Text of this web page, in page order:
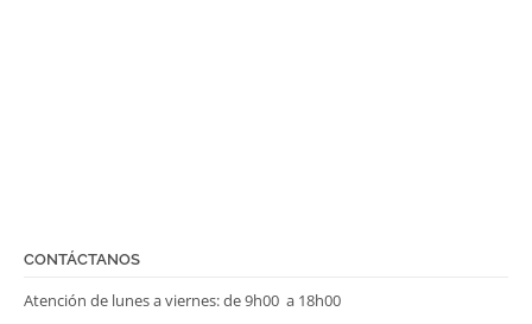
CONTÁCTANOS
Atención de lunes a viernes: de 9h00 a 18h00